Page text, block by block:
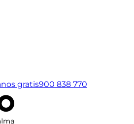
gratis900 838 770